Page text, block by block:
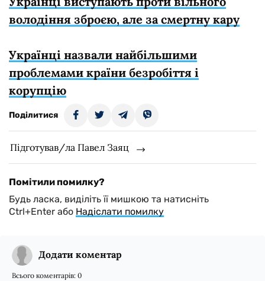
володіння зброєю, але за смертну кару
Українці назвали найбільшими
проблемами країни безробіття і
корупцію
Поділитися
Підготував/ла Павел Заяц
Помітили помилку?
Будь ласка, виділіть її мишкою та натисніть
Ctrl+Enter або Надіслати помилку
Додати коментар
Всього коментарів: 0